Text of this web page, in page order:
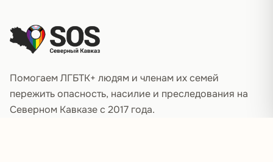
Помогаем ЛГБТК+ людям и членам их семей
пережить опасность, насилие и преследования на
Северном Кавказе с 2017 года.